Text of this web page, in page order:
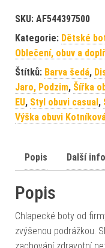
SKU: AF544397500
Kategorie: Dětské
Oblečení, obuv a
Štítků: Barva šedá,
Jaro, Podzim, Šířka
EU, Styl obuvi casual,
Výška obuvi
Popis Další
Popis
Chlapecké boty od
zvýšenou podrážkou.
zachování zdravotní